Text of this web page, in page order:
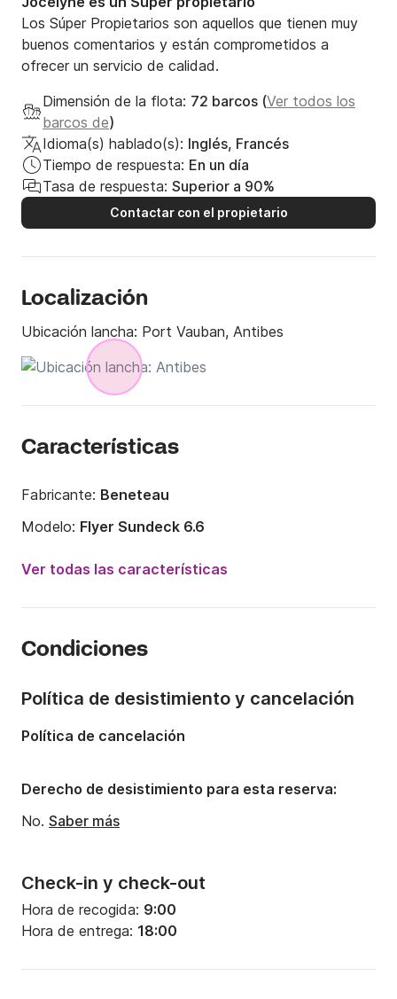
Los Súper Propietarios son aquellos que tienen muy
buenos comentarios y están comprometidos a
ofrecer un servicio de calidad.
Dimensión de la flota: 72 barcos (Ver todos los
barcos de)
Idioma(s) hablado(s): Inglés, Francés
Tiempo de respuesta: En un día
Tasa de respuesta: Superior a 90%
Contactar con el propietario
Localización
Ubicación lancha: Port Vauban, Antibes
Características
Fabricante: Beneteau
Modelo: Flyer Sundeck 6.6
200CV
Capacidad a bordo:
Ver todas las características
Condiciones
Check-in y check-out
Hora de recogida: 9:00
Hora de entrega: 18:00
Política de desistimiento y cancelación
Política de cancelación
Derecho de desistimiento para esta reserva:
No. Saber más